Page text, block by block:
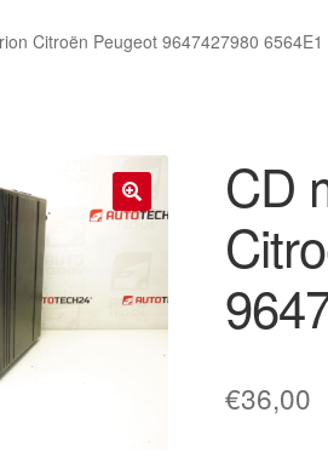
Citroën Peugeot 9647427980 6564E1
🔍
CD
€36,00